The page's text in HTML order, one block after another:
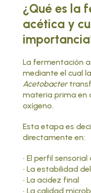
¿Qué es la
acética y
La fermentación
mediante el cual
Acetobacter
materia prima en
oxígeno.
Esta etapa es
directamente en:
• El perfil
• La estabilidad
• La acidez final
• La calidad